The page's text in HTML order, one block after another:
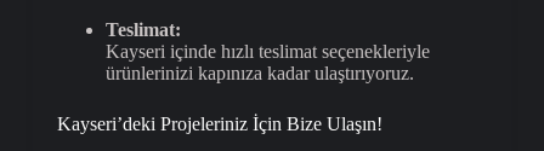
Teslimat:
Kayseri içinde hızlı teslimat seçenekleriyle
ürünlerinizi kapınıza kadar ulaştırıyoruz.
Kayseri’deki Projeleriniz İçin Bize Ulaşın!